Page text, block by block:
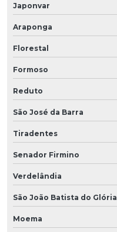
Japonvar
Araponga
Florestal
Formoso
Reduto
São José da Barra
Tiradentes
Senador Firmino
Verdelândia
São João Batista do Glória
Moema